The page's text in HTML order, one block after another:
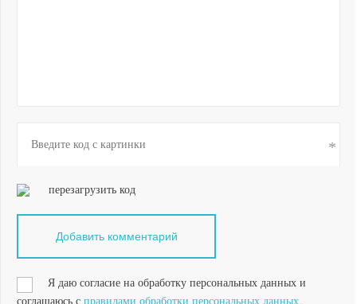
перезагрузить код
Я даю согласие на обработку персональных данных и
соглашаюсь с правилами обработки персональных данных